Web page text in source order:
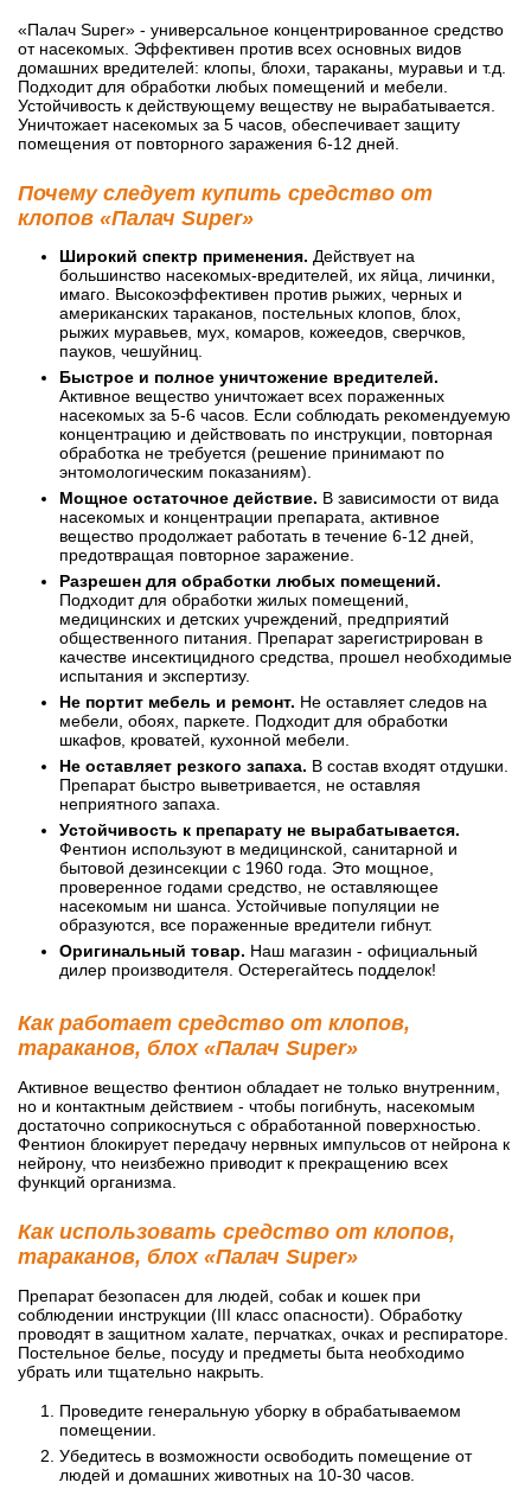
«Палач Super» - универсальное концентрированное средство
от насекомых. Эффективен против всех основных видов
домашних вредителей: клопы, блохи, тараканы, муравьи и т.д.
Подходит для обработки любых помещений и мебели.
Устойчивость к действующему веществу не вырабатывается.
Уничтожает насекомых за 5 часов, обеспечивает защиту
помещения от повторного заражения 6-12 дней.
Почему следует купить средство от
клопов «Палач Super»
Широкий спектр применения. Действует на
большинство насекомых-вредителей, их яйца, личинки,
имаго. Высокоэффективен против рыжих, черных и
американских тараканов, постельных клопов, блох,
рыжих муравьев, мух, комаров, кожеедов, сверчков,
пауков, чешуйниц.
Быстрое и полное уничтожение вредителей.
Активное вещество уничтожает всех пораженных
насекомых за 5-6 часов. Если соблюдать рекомендуемую
концентрацию и действовать по инструкции, повторная
обработка не требуется (решение принимают по
энтомологическим показаниям).
Мощное остаточное действие. В зависимости от вида
насекомых и концентрации препарата, активное
вещество продолжает работать в течение 6-12 дней,
предотвращая повторное заражение.
Разрешен для обработки любых помещений.
Подходит для обработки жилых помещений,
медицинских и детских учреждений, предприятий
общественного питания. Препарат зарегистрирован в
качестве инсектицидного средства, прошел необходимые
испытания и экспертизу.
Не портит мебель и ремонт. Не оставляет следов на
мебели, обоях, паркете. Подходит для обработки
шкафов, кроватей, кухонной мебели.
Не оставляет резкого запаха. В состав входят отдушки.
Препарат быстро выветривается, не оставляя
неприятного запаха.
Устойчивость к препарату не вырабатывается.
Фентион используют в медицинской, санитарной и
бытовой дезинсекции с 1960 года. Это мощное,
проверенное годами средство, не оставляющее
насекомым ни шанса. Устойчивые популяции не
образуются, все пораженные вредители гибнут.
Оригинальный товар. Наш магазин - официальный
дилер производителя. Остерегайтесь подделок!
Как работает средство от клопов,
тараканов, блох «Палач Super»
Активное вещество фентион обладает не только внутренним,
но и контактным действием - чтобы погибнуть, насекомым
достаточно соприкоснуться с обработанной поверхностью.
Фентион блокирует передачу нервных импульсов от нейрона к
нейрону, что неизбежно приводит к прекращению всех
функций организма.
Как использовать средство от клопов,
тараканов, блох «Палач Super»
Препарат безопасен для людей, собак и кошек при
соблюдении инструкции (III класс опасности). Обработку
проводят в защитном халате, перчатках, очках и респираторе.
Постельное белье, посуду и предметы быта необходимо
убрать или тщательно накрыть.
Проведите генеральную уборку в обрабатываемом
помещении.
Убедитесь в возможности освободить помещение от
людей и домашних животных на 10-30 часов.